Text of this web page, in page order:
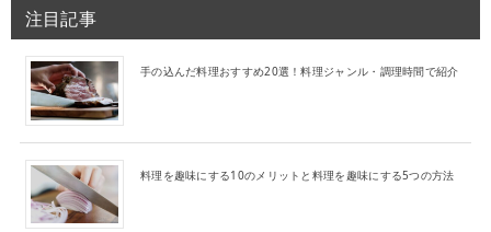
注目記事
手の込んだ料理おすすめ20選！料理ジャンル・調理時間で紹介
料理を趣味にする10のメリットと料理を趣味にする5つの方法